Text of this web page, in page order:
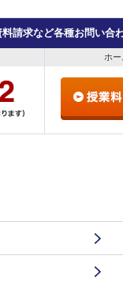
請求など各種お問い合
ホ